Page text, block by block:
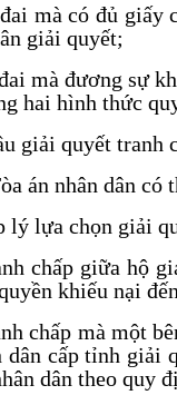
mà có đủ
giải quyết;
mà đương sự
hai hình thức
giải quyết tranh
án nhân dân có
lý lựa chọn giải
chấp giữa hộ
khiếu nại
chấp mà một
dân cấp tỉnh giải
dân theo quy